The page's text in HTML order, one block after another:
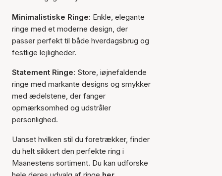
Minimalistiske Ringe: Enkle, elegante
ringe med et moderne design, der
passer perfekt til både hverdagsbrug og
festlige lejligheder.
Statement Ringe: Store, iøjnefaldende
ringe med markante designs og smykker
med ædelstene, der fanger
opmærksomhed og udstråler
personlighed.
Uanset hvilken stil du foretrækker, finder
du helt sikkert den perfekte ring i
Maanestens sortiment. Du kan udforske